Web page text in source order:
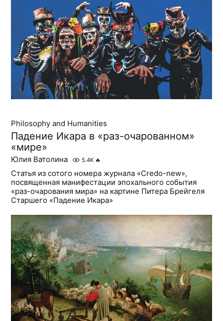
Philosophy and Humanities
Падение Икара в «раз-очарованном»
«мире»
Юлия Ватолина 5.4K 🔥
Статья из сотого номера журнала «Credo-new»,
посвященная манифестации эпохального события
«раз-очарования мира» на картине Питера Брейгеля
Старшего «Падение Икара»